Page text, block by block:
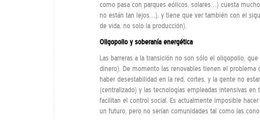
como pasa con parques eólicos, solares…) cuesta
no están tan lejos…), y tiene que ver también con el
de vida, no solo la producción).
Oligopolio y soberanía energética
Las barreras a la transición no son sólo el oligopolio,
dinero). De momento las renovables tienen el problema
haber desestabilidad en la red, cortes, y la gente no
(centralizado) y las tecnologías empleadas intensivas
facilitan el control social. Es actualmente imposible
un futuro, pero no serían comunidades tal como las